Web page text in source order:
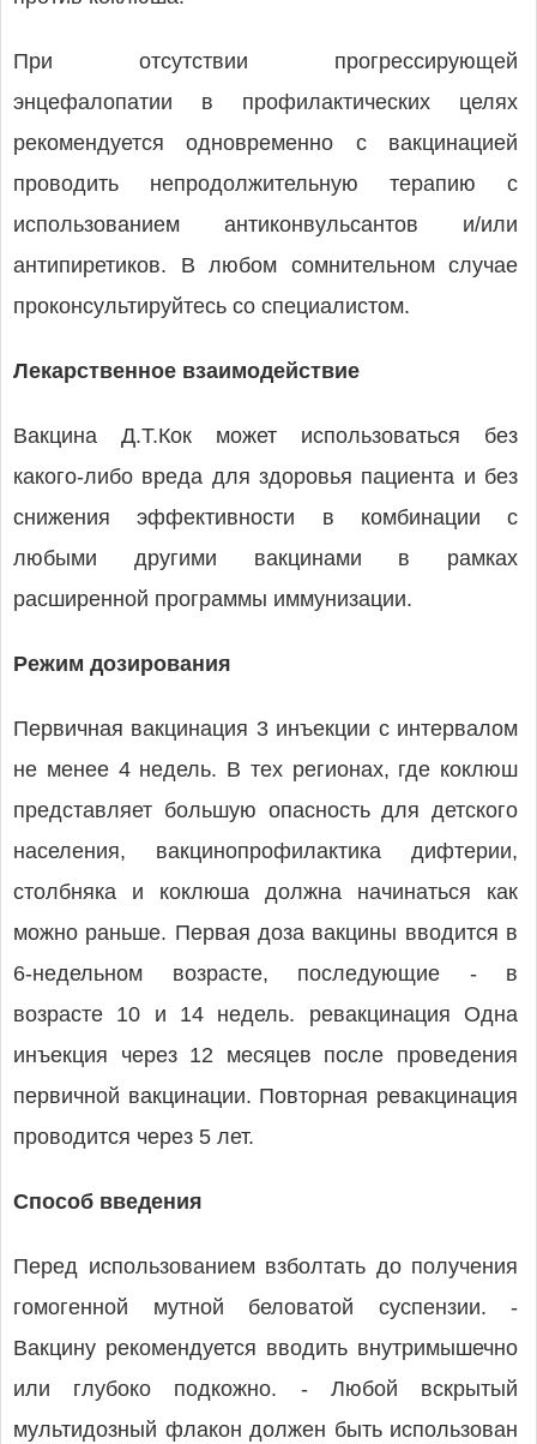
При отсутствии прогрессирующей
энцефалопатии в профилактических целях
рекомендуется одновременно с вакцинацией
проводить непродолжительную терапию с
использованием антиконвульсантов и/или
антипиретиков. В любом сомнительном случае
проконсультируйтесь со специалистом.
Лекарственное взаимодействие
Вакцина Д.Т.Кок может использоваться без
какого-либо вреда для здоровья пациента и без
снижения эффективности в комбинации с
любыми другими вакцинами в рамках
расширенной программы иммунизации.
Режим дозирования
Первичная вакцинация 3 инъекции с интервалом
не менее 4 недель. В тех регионах, где коклюш
представляет большую опасность для детского
населения, вакцинопрофилактика дифтерии,
столбняка и коклюша должна начинаться как
можно раньше. Первая доза вакцины вводится в
6-недельном возрасте, последующие - в
возрасте 10 и 14 недель. ревакцинация Одна
инъекция через 12 месяцев после проведения
первичной вакцинации. Повторная ревакцинация
проводится через 5 лет.
Способ введения
Перед использованием взболтать до получения
гомогенной мутной беловатой суспензии. -
Вакцину рекомендуется вводить внутримышечно
или глубоко подкожно. - Любой вскрытый
мультидозный флакон должен быть использован